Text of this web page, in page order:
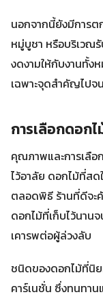
นอกจากนี้ยังมีการต
หมู่บูชา หรือบริเวณ
งดงามให้กับงานทั้ง
เฉพาะจุดสำคัญไป
การเลือกดอกไ
คุณภาพและการเลื
ไว้อาลัย ดอกไม้ที่สด
ตลอดพิธี ร้านที่ดีจะ
ดอกไม้ที่เก็บไว้นาน
เคารพต่อผู้ล่วงลับ
ชนิดของดอกไม้ที่นิ
คาร์เนชั่น ซึ่งทนทา